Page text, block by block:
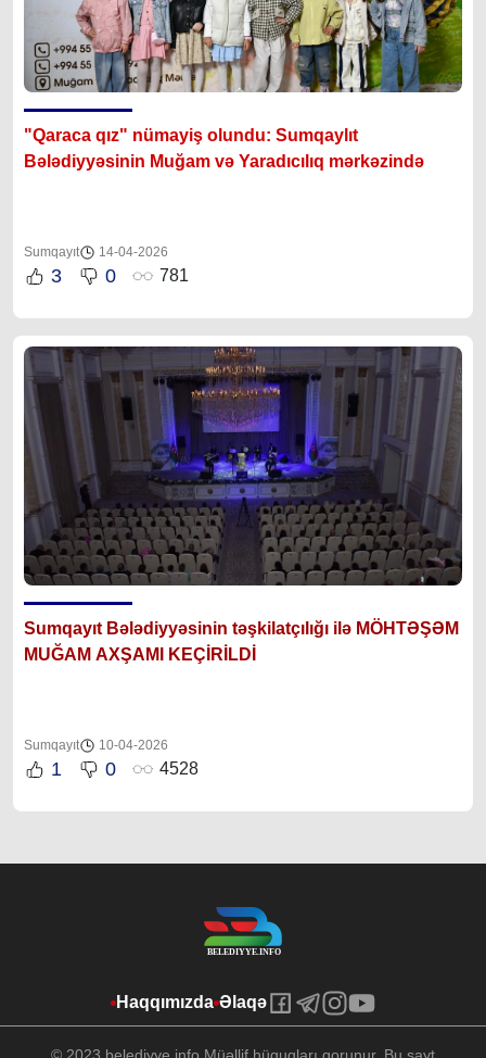
"Qaraca qız" nümayiş olundu: Sumqaylıt
Bələdiyyəsinin Muğam və Yaradıcılıq mərkəzində
Sumqayıt 14-04-2026
3 0 781
Sumqayıt Bələdiyyəsinin təşkilatçılığı ilə MÖHTƏŞƏM
MUĞAM AXŞAMI KEÇİRİLDİ
Sumqayıt 10-04-2026
1 0 4528
Haqqımızda Əlaqə